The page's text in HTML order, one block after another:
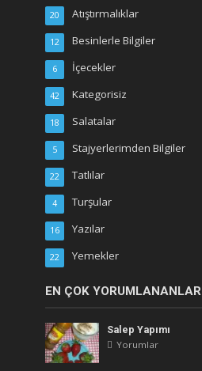
Atıştırmalıklar
20
Besinlerle Bilgiler
12
İçecekler
6
Kategorisiz
42
Salatalar
18
Stajyerlerimden Bilgiler
5
Tatlılar
22
Turşular
4
Yazılar
16
Yemekler
22
EN ÇOK YORUMLANANLAR
Salep Yapımı
Yorumlar